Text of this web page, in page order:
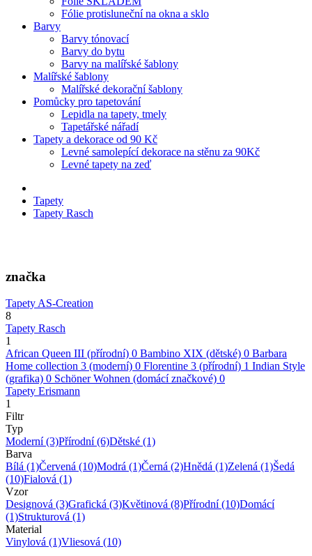
Fólie protisluneční na okna a sklo
Barvy
Barvy tónovací
Barvy do bytu
Barvy na malířské šablony
Malířské šablony
Malířské dekorační šablony
Pomůcky pro tapetování
Lepidla na tapety, tmely
Tapetářské nářadí
Tapety a dekorace od 90 Kč
Levné samolepící dekorace na stěnu za 90Kč
Levné tapety na zeď
Tapety
Tapety Rasch
značka
Tapety AS-Creation
8
Tapety Rasch
1
African Queen III (přírodní) 0 Bambino XIX (dětské) 0 Barbara
Home collection 3 (moderní) 0 Florentine 3 (přírodní) 1 Indian Style
(grafika) 0 Schöner Wohnen (domácí značkové) 0
Tapety Erismann
1
Filtr
Typ
Moderní(3)Přírodní(6)Dětské (1)
Barva
Bílá (1)Červená (10)Modrá (1)Černá (2)Hnědá (1)Zelená (1)Šedá
(10)Fialová (1)
Vzor
Designová (3)Grafická (3)Květinová (8)Přírodní(10)Domácí
(1)Strukturová (1)
Material
Vinylová (1)Vliesová (10)